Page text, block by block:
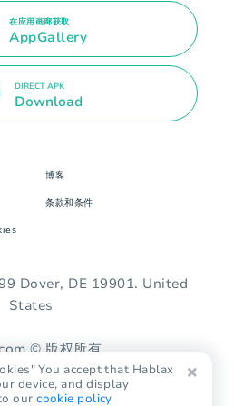
在应用画廊获取
AppGallery
DIRECT APK
Download
博客
条款和条件
Dover, DE 19901. United
States
© 版权所有。
You accept that Hablax
device, and display
ourcookie policy